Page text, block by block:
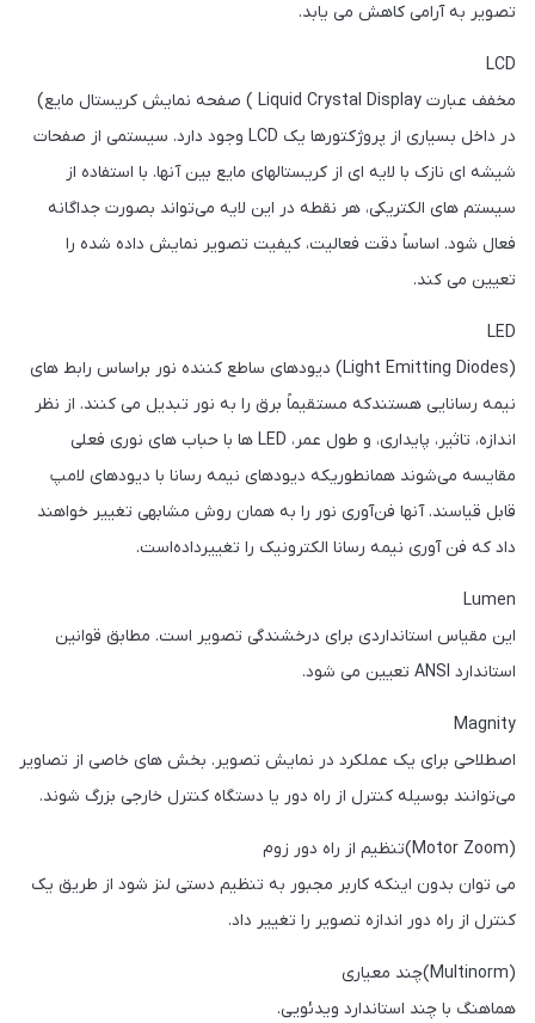
تصویر به آرامی کاهش می یابد.
LCD
مخفف عبارت Liquid Crystal Display ) صفحه نمایش کریستال مایع)
در داخل بسیاری از پروژکتورها یک LCD وجود دارد. سیستمی از صفحات
شیشه ای نازک با لایه ای از کریستالهای مایع بین آنها. با استفاده از
سیستم های الکتریکی، هر نقطه در این لایه می‌تواند بصورت جداگانه
فعال شود. اساساً دقت فعالیت، کیفیت تصویر نمایش داده شده را
تعیین می کند.
LED
(Light Emitting Diodes) دیودهای ساطع کننده نور براساس رابط های
نیمه رسانایی هستندکه مستقیماً برق را به نور تبدیل می کنند. از نظر
اندازه، تاثیر، پایداری، و طول عمر، LED ها با حباب های نوری فعلی
مقایسه می‌شوند همانطوریکه دیودهای نیمه رسانا با دیودهای لامپ
قابل قیاسند. آنها فن‌آوری نور را به همان روش مشابهی تغییر خواهند
داد که فن آوری نیمه رسانا الکترونیک را تغییرداده‌است.
Lumen
این مقیاس استانداردی برای درخشندگی تصویر است. مطابق قوانین
استاندارد ANSI تعیین می شود.
Magnity
اصطلاحی برای یک عملکرد در نمایش تصویر. بخش های خاصی از تصاویر
می‌توانند بوسیله کنترل از راه دور یا دستگاه کنترل خارجی بزرگ شوند.
(Motor Zoom)تنظیم از راه دور زوم
می توان بدون اینکه کاربر مجبور به تنظیم دستی لنز شود از طریق یک
کنترل از راه دور اندازه تصویر را تغییر داد.
(Multinorm)چند معیاری
هماهنگ با چند استاندارد ویدئویی.